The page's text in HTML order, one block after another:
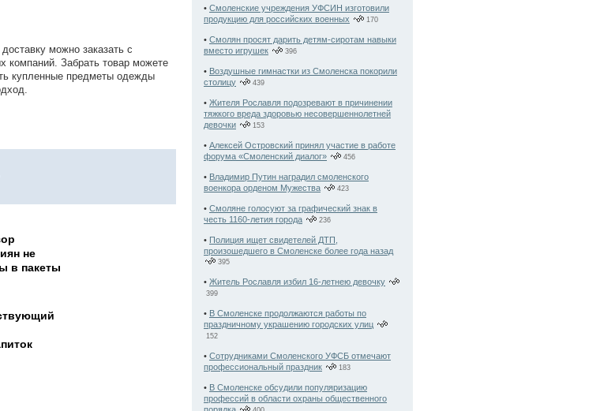
можно заказать с
компаний. Забрать товар можете
купленные предметы одежды
не
в пакеты
• Смоленские учреждения УФСИН изготовили
продукцию для российских военных
170
• Смолян просят дарить детям-сиротам навыки
вместо игрушек
396
• Воздушные гимнастки из Смоленска покорили
столицу
439
• Жителя Рославля подозревают в причинении
тяжкого вреда здоровью несовершеннолетней
девочки
153
• Алексей Островский принял участие в работе
форума «Смоленский диалог»
456
• Владимир Путин наградил смоленского
военкора орденом Мужества
423
• Смоляне голосуют за графический знак в
честь 1160-летия города
236
• Полиция ищет свидетелей ДТП,
произошедшего в Смоленске более года назад
395
• Житель Рославля избил 16-летнею девочку
399
• В Смоленске продолжаются работы по
праздничному украшению городских улиц
152
• Сотрудниками Смоленского УФСБ отмечают
профессиональный праздник
183
• В Смоленске обсудили популяризацию
профессий в области охраны общественного